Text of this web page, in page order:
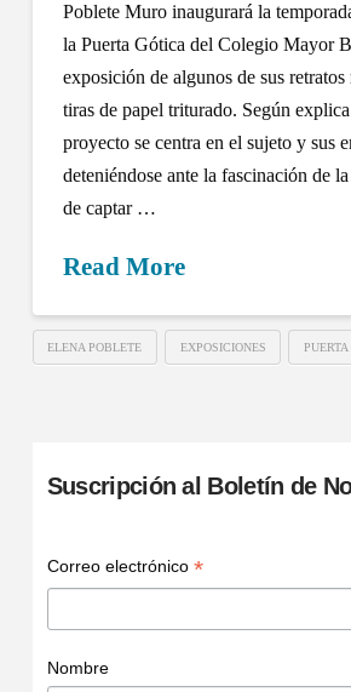
Poblete Muro inaugurará la
la Puerta Gótica del Colegio Mayor
exposición de algunos de sus
tiras de papel triturado. Según
proyecto se centra en el sujeto y sus
deteniéndose ante la fascinación de
de captar …
Read More
ELENA POBLETE EXPOSICIONES
Suscripción al Boletín de
Correo electrónico *
Nombre